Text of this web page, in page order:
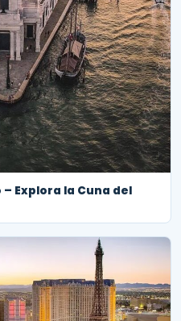
Explora la Cuna del